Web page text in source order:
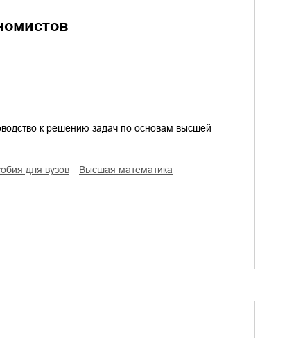
к решению задач по основам высшей
для вузов
высшая математика